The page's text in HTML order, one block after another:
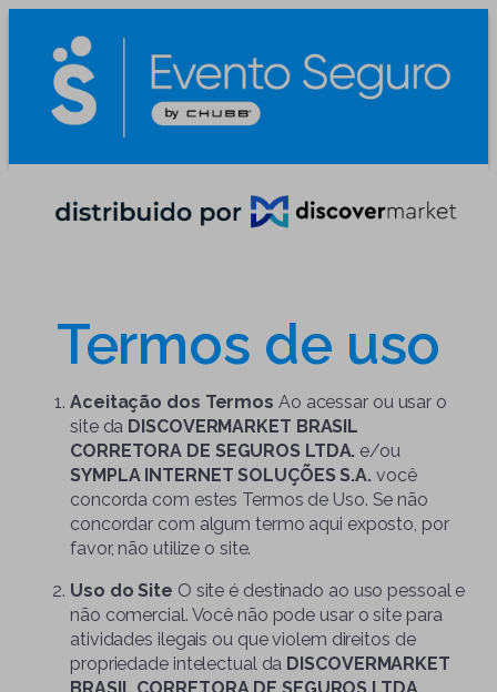
Termos de uso
Aceitação dos Termos Ao acessar ou usar o
site da DISCOVERMARKET BRASIL
CORRETORA DE SEGUROS LTDA. e/ou
SYMPLA INTERNET SOLUÇÕES S.A. você
concorda com estes Termos de Uso. Se não
concordar com algum termo aqui exposto, por
favor, não utilize o site.
Uso do Site O site é destinado ao uso pessoal e
não comercial. Você não pode usar o site para
atividades ilegais ou que violem direitos de
propriedade intelectual da DISCOVERMARKET